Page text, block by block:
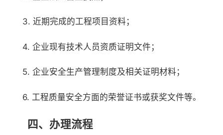
3. 近期完成的工程项目资料；
4. 企业现有技术人员资质证明文件；
5. 企业安全生产管理制度及相关证明材料；
6. 工程质量安全方面的荣誉证书或获奖文件等。
四、办理流程